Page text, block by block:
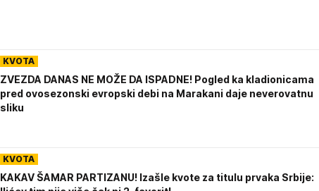
KVOTA
ZVEZDA DANAS NE MOŽE DA ISPADNE! Pogled ka kladionicama
pred ovosezonski evropski debi na Marakani daje neverovatnu
sliku
KVOTA
KAKAV ŠAMAR PARTIZANU! Izašle kvote za titulu prvaka Srbije: